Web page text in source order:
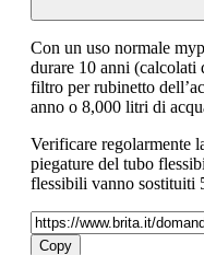
Con un uso normale
durare 10 anni (calcolati
filtro per rubinetto
anno o 8,000 litri di
Verificare regolarmente
piegature del tubo
flessibili vanno sostituiti
Copy